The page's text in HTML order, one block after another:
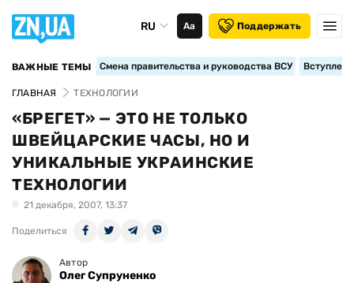
RU Аа Поддержать
ВАЖНЫЕ ТЕМЫ Смена правительства и руководства ВСУ
ГЛАВНАЯ ТЕХНОЛОГИИ
«БРЕГЕТ» — ЭТО НЕ ТОЛЬКО
ШВЕЙЦАРСКИЕ ЧАСЫ, НО И
УНИКАЛЬНЫЕ УКРАИНСКИЕ
ТЕХНОЛОГИИ
21 декабря, 2007, 13:37
Поделиться
Автор
Олег Супруненко